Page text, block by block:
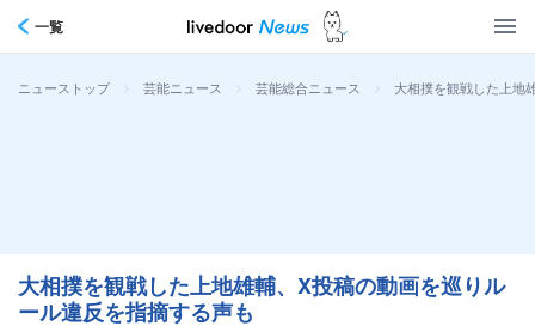
一覧
ニューストップ > 芸能ニュース > 芸能総合ニュース > 大相撲を観戦した上地
大相撲を観戦した上地雄輔、X投稿の動画を巡りル
ール違反を指摘する声も